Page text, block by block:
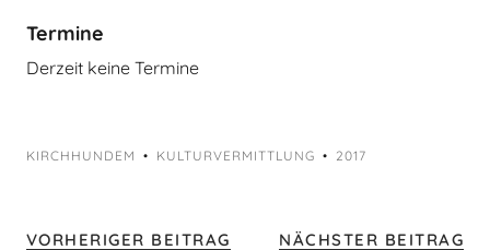
Termine
Derzeit keine Termine
KIRCHHUNDEM KULTURVERMITTLUNG 2017
VORHERIGER BEITRAG NÄCHSTER BEITRAG